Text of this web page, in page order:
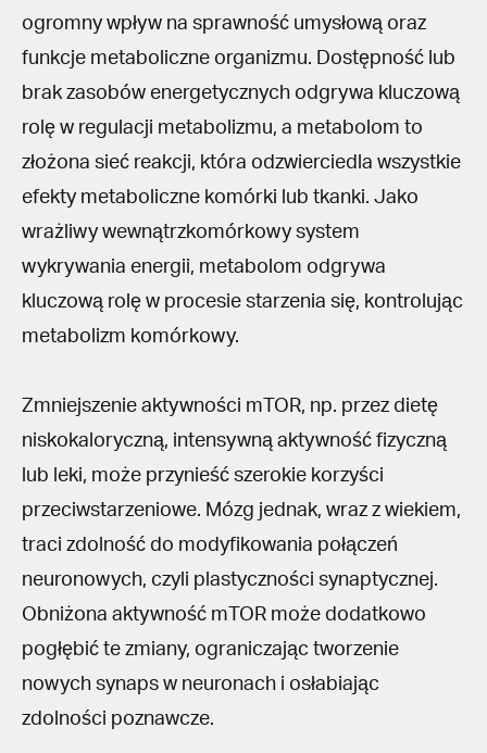
ogromny wpływ na sprawność umysłową oraz
funkcje metaboliczne organizmu. Dostępność lub
brak zasobów energetycznych odgrywa kluczową
rolę w regulacji metabolizmu, a metabolom to
złożona sieć reakcji, która odzwierciedla wszystkie
efekty metaboliczne komórki lub tkanki. Jako
wrażliwy wewnątrzkomórkowy system
wykrywania energii, metabolom odgrywa
kluczową rolę w procesie starzenia się, kontrolując
metabolizm komórkowy.
Zmniejszenie aktywności mTOR, np. przez dietę
niskokaloryczną, intensywną aktywność fizyczną
lub leki, może przynieść szerokie korzyści
przeciwstarzeniowe. Mózg jednak, wraz z wiekiem,
traci zdolność do modyfikowania połączeń
neuronowych, czyli plastyczności synaptycznej.
Obniżona aktywność mTOR może dodatkowo
pogłębić te zmiany, ograniczając tworzenie
nowych synaps w neuronach i osłabiając
zdolności poznawcze.